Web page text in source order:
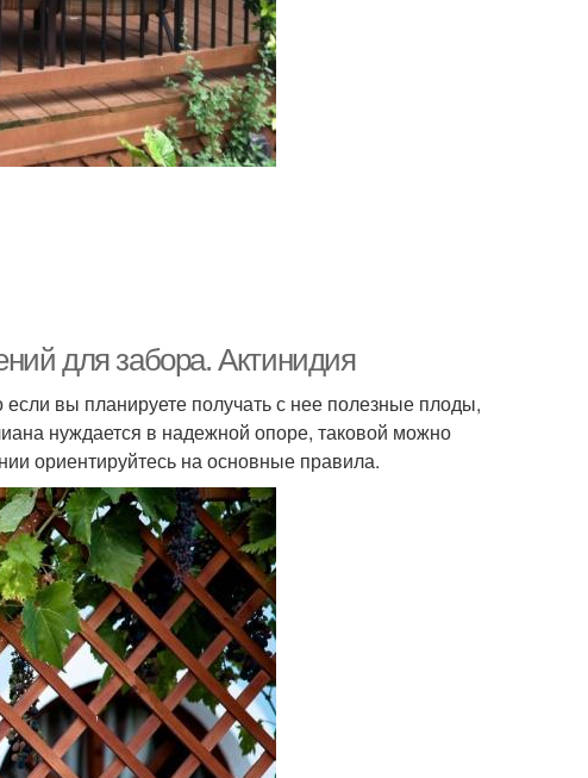
для забора. Актинидия
вы планируете получать с нее полезные плоды,
нуждается в надежной опоре, таковой можно
ориентируйтесь на основные правила.